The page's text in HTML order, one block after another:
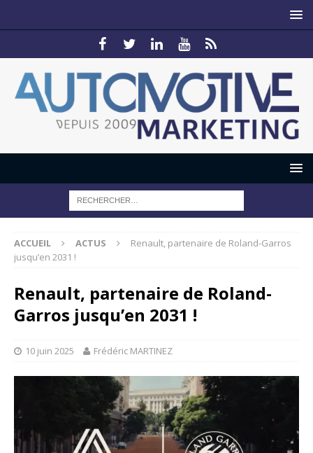
ACCUEIL ACTUS
Renault, partenaire de Roland-Garros
jusqu’en 2031 !
Renault, partenaire de Roland-
Garros jusqu’en 2031 !
10 juin 2025 Frédéric MARTINEZ